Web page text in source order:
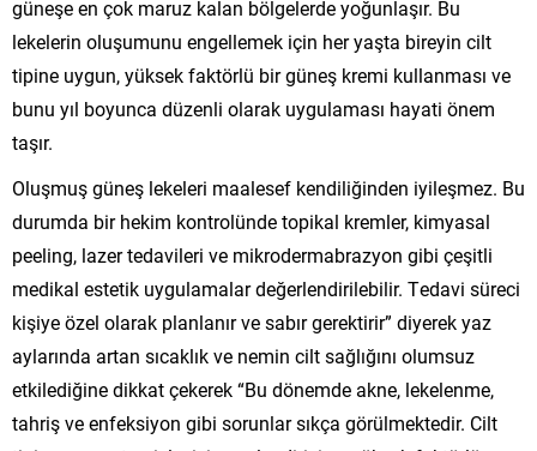
güneşe en çok maruz kalan bölgelerde yoğunlaşır. Bu
lekelerin oluşumunu engellemek için her yaşta bireyin cilt
tipine uygun, yüksek faktörlü bir güneş kremi kullanması ve
bunu yıl boyunca düzenli olarak uygulaması hayati önem
taşır.
Oluşmuş güneş lekeleri maalesef kendiliğinden iyileşmez. Bu
durumda bir hekim kontrolünde topikal kremler, kimyasal
peeling, lazer tedavileri ve mikrodermabrazyon gibi çeşitli
medikal estetik uygulamalar değerlendirilebilir. Tedavi süreci
kişiye özel olarak planlanır ve sabır gerektirir” diyerek yaz
aylarında artan sıcaklık ve nemin cilt sağlığını olumsuz
etkilediğine dikkat çekerek “Bu dönemde akne, lekelenme,
tahriş ve enfeksiyon gibi sorunlar sıkça görülmektedir. Cilt